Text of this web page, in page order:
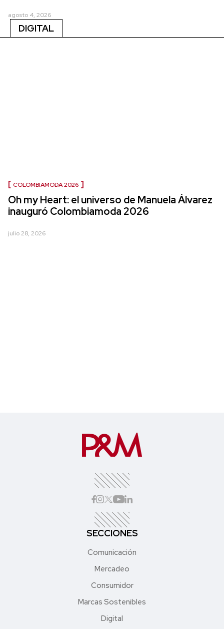
agosto 4, 2026
DIGITAL
COLOMBIAMODA 2026
Oh my Heart: el universo de Manuela Álvarez
inauguró Colombiamoda 2026
julio 28, 2026
SECCIONES
Comunicación
Mercadeo
Consumidor
Marcas Sostenibles
Digital